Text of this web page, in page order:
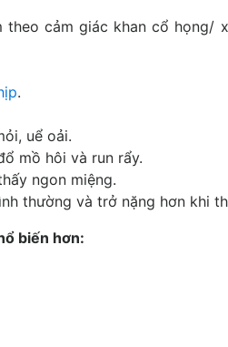
theo cảm giác khan cổ họng/
.
uể oải.
mồ hôi và run rẩy.
ngon miệng.
thường và trở nặng hơn khi
biến hơn: